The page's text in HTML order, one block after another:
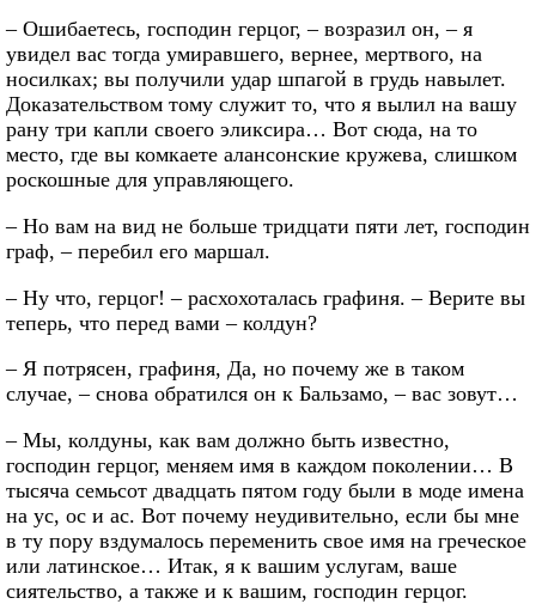
– Ошибаетесь, господин герцог, – возразил он, – я
увидел вас тогда умиравшего, вернее, мертвого, на
носилках; вы получили удар шпагой в грудь навылет.
Доказательством тому служит то, что я вылил на вашу
рану три капли своего эликсира… Вот сюда, на то
место, где вы комкаете алансонские кружева, слишком
роскошные для управляющего.
– Но вам на вид не больше тридцати пяти лет, господин
граф, – перебил его маршал.
– Ну что, герцог! – расхохоталась графиня. – Верите вы
теперь, что перед вами – колдун?
– Я потрясен, графиня, Да, но почему же в таком
случае, – снова обратился он к Бальзамо, – вас зовут…
– Мы, колдуны, как вам должно быть известно,
господин герцог, меняем имя в каждом поколении… В
тысяча семьсот двадцать пятом году были в моде имена
на ус, ос и ас. Вот почему неудивительно, если бы мне
в ту пору вздумалось переменить свое имя на греческое
или латинское… Итак, я к вашим услугам, ваше
сиятельство, а также и к вашим, господин герцог.